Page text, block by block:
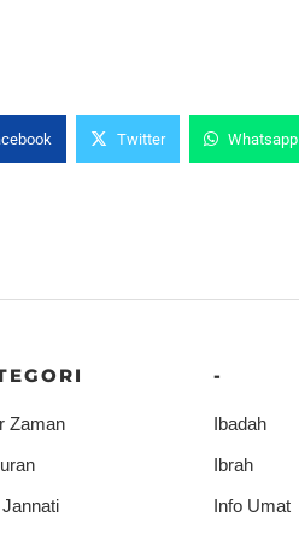
Twitter Whatsapp
Zaman
-
Ibadah
Ibrah
Info Umat